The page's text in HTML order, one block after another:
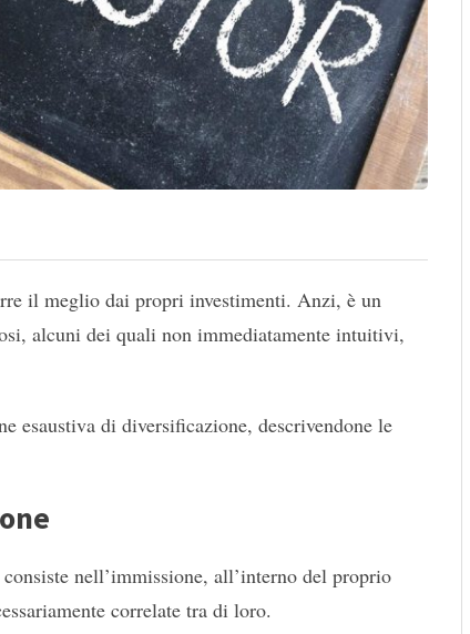
il meglio dai propri investimenti. Anzi, è un
alcuni dei quali non immediatamente intuitivi,
esaustiva di diversificazione, descrivendone le
nell’immissione, all’interno del proprio
correlate tra di loro.